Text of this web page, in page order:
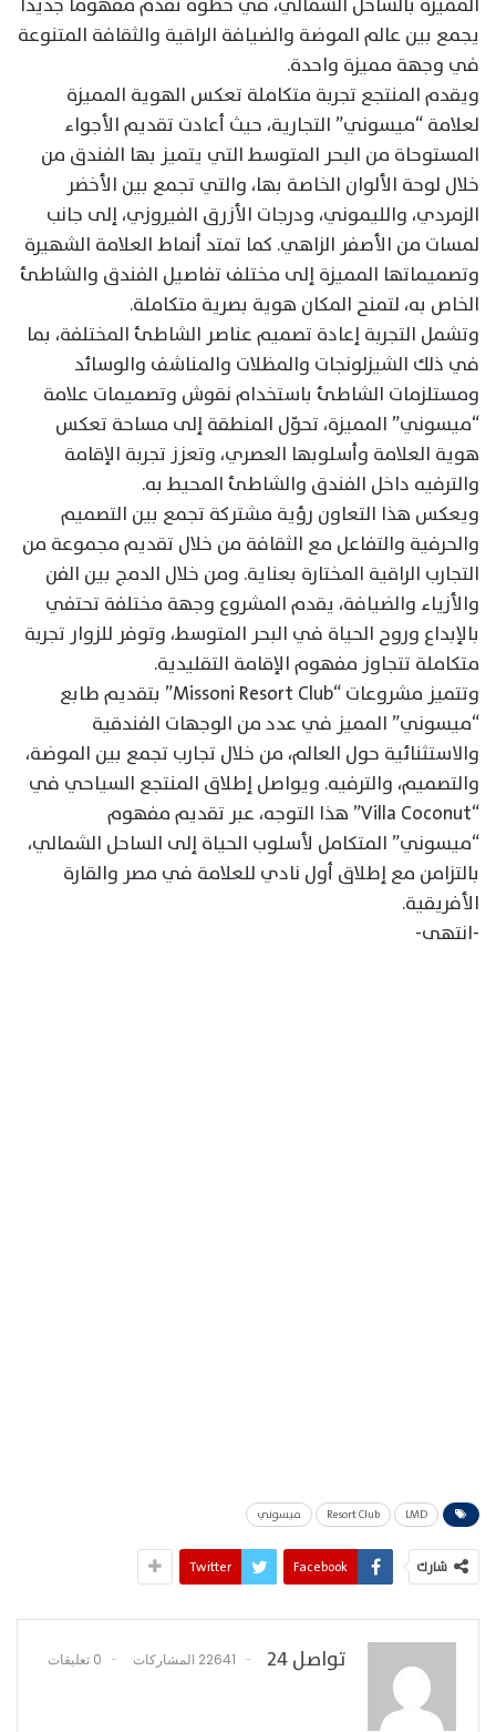
يجمع بين عالم الموضة والضيافة الراقية والثقافة المتنوعة
في وجهة مميزة واحدة.
ويقدم المنتجع تجربة متكاملة تعكس الهوية المميزة
لعلامة “ميسوني” التجارية، حيث أعادت تقديم الأجواء
المستوحاة من البحر المتوسط التي يتميز بها الفندق من
خلال لوحة الألوان الخاصة بها، والتي تجمع بين الأخضر
الزمردي، والليموني، ودرجات الأزرق الفيروزي، إلى جانب
لمسات من الأصفر الزاهي. كما تمتد أنماط العلامة الشهيرة
وتصميماتها المميزة إلى مختلف تفاصيل الفندق والشاطئ
الخاص به، لتمنح المكان هوية بصرية متكاملة.
وتشمل التجربة إعادة تصميم عناصر الشاطئ المختلفة، بما
في ذلك الشيزلونجات والمظلات والمناشف والوسائد
ومستلزمات الشاطئ باستخدام نقوش وتصميمات علامة
“ميسوني” المميزة، تحوّل المنطقة إلى مساحة تعكس
هوية العلامة وأسلوبها العصري، وتعزز تجربة الإقامة
والترفيه داخل الفندق والشاطئ المحيط به.
ويعكس هذا التعاون رؤية مشتركة تجمع بين التصميم
والحرفية والتفاعل مع الثقافة من خلال تقديم مجموعة من
التجارب الراقية المختارة بعناية. ومن خلال الدمج بين الفن
والأزياء والضيافة، يقدم المشروع وجهة مختلفة تحتفي
بالإبداع وروح الحياة في البحر المتوسط، وتوفر للزوار تجربة
متكاملة تتجاوز مفهوم الإقامة التقليدية.
وتتميز مشروعات “Missoni Resort Club” بتقديم طابع
“ميسوني” المميز في عدد من الوجهات الفندقية
والاستثنائية حول العالم، من خلال تجارب تجمع بين الموضة،
والتصميم، والترفيه. ويواصل إطلاق المنتجع السياحي في
“Villa Coconut” هذا التوجه، عبر تقديم مفهوم
“ميسوني” المتكامل لأسلوب الحياة إلى الساحل الشمالي،
بالتزامن مع إطلاق أول نادي للعلامة في مصر والقارة
الأفريقية.
-انتهى-
LMD
Resort Club ميسوني
شارك Facebook
Twitter
تواصل 24 22641 المشاركات 0 تعليقات